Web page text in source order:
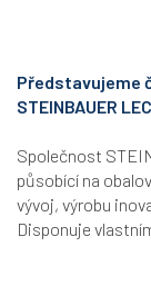
Představujeme
STEINBAUER
Společnost
působící na
vývoj, výrobu
Disponuje